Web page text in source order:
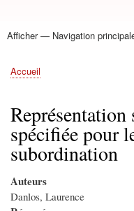
Navigation
Afficher — Navigation
Accueil
Association
Bourses
Adhésion
Revue TAL
Liste LN
Conférence TALN
Conférences
Prix de thèse
Prix TALN-RECITAL
Annuaires
Journées
Offres d'emploi
Fil
Accueil
Représentation
spécifiée pour
subordination
Auteurs
Danlos, Laurence